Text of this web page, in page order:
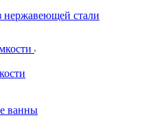
нержавеющей стали
ванны